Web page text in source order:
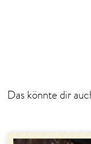
Das könnte dir